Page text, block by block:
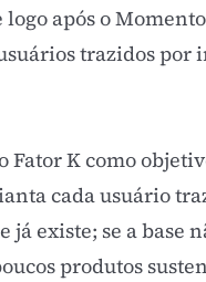
após o
trazidos
Fator K como
cada usuário
existe; se a base
produtos